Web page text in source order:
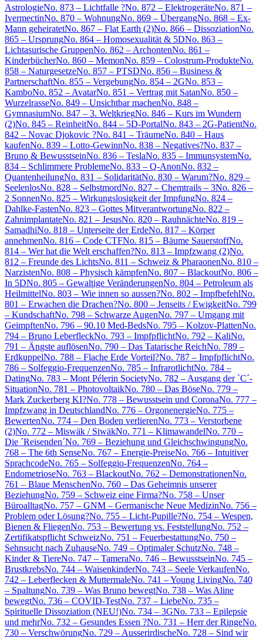
AstrologieNo. 873 – Lichtfalle ?No. 872 – ElektrogeräteNo. 871 –
IvermectinNo. 870 – WohnungNo. 869 – ÜbergangNo. 868 – Ex-
Mann geheiratetNo. 867 – Flat Earth (2)No. 866 – DissoziationNo.
865 – UrsprungNo. 864 – Homosexualität & 5DNo. 863 –
Lichtasurische GruppenNo. 862 – ArchontenNo. 861 –
KinderbücherNo. 860 – MemonNo. 859 – Colostrum-ProdukteNo.
858 – NaturgesetzeNo. 857 – PTSDNo. 856 – Business &
PartnerschaftNo. 855 – VergebungNo. 854 – 2GNo. 853 –
KamboNo. 852 – AvatarNo. 851 – Vertrag mit SatanNo. 850 –
WurzelrasseNo. 849 – Unsichtbar machenNo. 848 –
GymnasiumNo. 847 – 3. WeltkriegNo. 846 – Kurs im Wundern
(2)No. 845 – ReinheitNo. 844 – 5D-PortalNo. 843 – 2G-PatientNo.
842 – Novac Djokovic ?No. 841 – TräumeNo. 840 – Haus
kaufenNo. 839 – Lotto-GewinnNo. 838 – Negatives?No. 837 –
Bruno & BewusstseinNo. 836 – TeslaNo. 835 – ImmunsystemNo.
834 – Schlimmere ProblemeNo. 833 – Q-AnonNo. 832 –
QuantenheilungNo. 831 – SolidaritätNo. 830 – Warum?No. 829 –
SeelenlosNo. 828 – SelbstmordNo. 827 – Chemtrails – 3No. 826 –
2 SonnenNo. 825 – Wirkungslosigkeit der ImpfungNo. 824 –
Dahlke-FastenNo. 823 – Gottes MitverantwortungNo. 822 –
ZahnimplantateNo. 821 – JesusNo. 820 – RauhnächteNo. 819 –
SamadhiNo. 818 – Unterseite der ErdeNo. 817 – Körper
annehmenNo. 816 – Code CTFNo. 815 – Bäume SauerstoffNo.
814 – Wer hat die Welt erschaffen?No. 813 – Impfzwang (2)No.
812 – Freunde des LichtsNo. 811 – Schweiz & PharaonenNo. 810 –
NarzistenNo. 808 – Physisch kämpfenNo. 807 – BlackoutNo. 806 –
In 5DNo. 805 – Gewaltige VeränderungenNo. 804 – Petroleum als
HeilmittelNo. 803 – Wie innen so aussen?No. 802 – ImpfbefehlNo.
801 – Erwachen die Drachen?No. 800 – Jenseits / EwigkeitNo. 799
– KundschaftNo. 798 – Schwarze AugenNo. 797 – Umgang mit
GeimpftenNo. 796 – 90.10 Med-BedsNo. 795 – Kolzov-PlattenNo.
794 – Bruno LeberfleckNo. 793 – ImpfpflichtNo. 792 – KaliNo.
791 – Ängste auflösenNo. 790 – Das Tatarische ReichNo. 789 –
ErdkuppelNo. 788 – Flache Erde Vorteil?No. 787 – ImpfpflichtNo.
786 – Solfeggio-FrequenzenNo. 785 – InfrarotlichtNo. 784 –
DatingNo. 783 – Mont Pélerin SocietyNo. 782 – Ausgang der `C´-
SituationNo. 781 – PhotovoltaikNo. 780 – Das BöseNo. 779 –
Mark Zuckerberg KI?No. 778 – Bewusstsein und CoronaNo. 777 –
Impfzwang in DeutschlandNo. 776 – OrgonenergieNo. 775 –
BewertenNo. 774 – Den Boden verlierenNo. 773 – Verstorbene
(2)No. 772 – Miswäk / SiwäkNo. 771 – KlimawandelNo. 770 –
Die ´Reisenden´No. 769 – Beziehung und GleichschwingungNo.
768 – The 6th SenseNo. 767 – Energie-PreiseNo. 766 – Intuitiver
SprachcodeNo. 765 – Solfeggio-FrequenzenNo. 764 –
EndometrioseNo. 763 – BlackoutNo. 762 – DemonstrationenNo.
761 – Blaue MenschenNo. 760 – Das Geheimnis unserer
BeziehungNo. 759 – Schweiz eine Firma?No. 758 – Unser
BüroalltagNo. 757 – GNM – Germanische Neue MedizinNo. 756 –
Problem oder Lösung?No. 755 – Licht-Pupille?No. 754 – Wespen,
Bienen & FliegenNo. 753 – Bewertung vs. FeststellungNo. 752 –
Zertifikatspflicht SchweizNo. 751 – FeuerbestattungNo. 750 –
Sehnsucht nach ZuhauseNo. 749 – Optimaler SchutzNo. 748 –
Kinder & TiereNo. 747 – TameraNo. 746 – BewusstseinNo. 745 –
BrustkrebsNo. 744 – WaisenkinderNo. 743 – Seele VerkaufenNo.
742 – Leberflecken & MuttermaleNo. 741 – Young LivingNo. 740
– SpaltungNo. 739 – Was Bruno bewegtNo. 738 – Was Aline
bewegtNo. 736 – COVID-TestNo. 737 – LiebeNo. 735 –
Spirituelle Dissoziation (NEU!)No. 734 – 3GNo. 733 – Epilepsie
und mehrNo. 732 – Gesundes Essen ?No. 731 – Herr der RingeNo.
730 – VerschwörungNo. 729 – AusserirdischeNo. 728 – Sind wir